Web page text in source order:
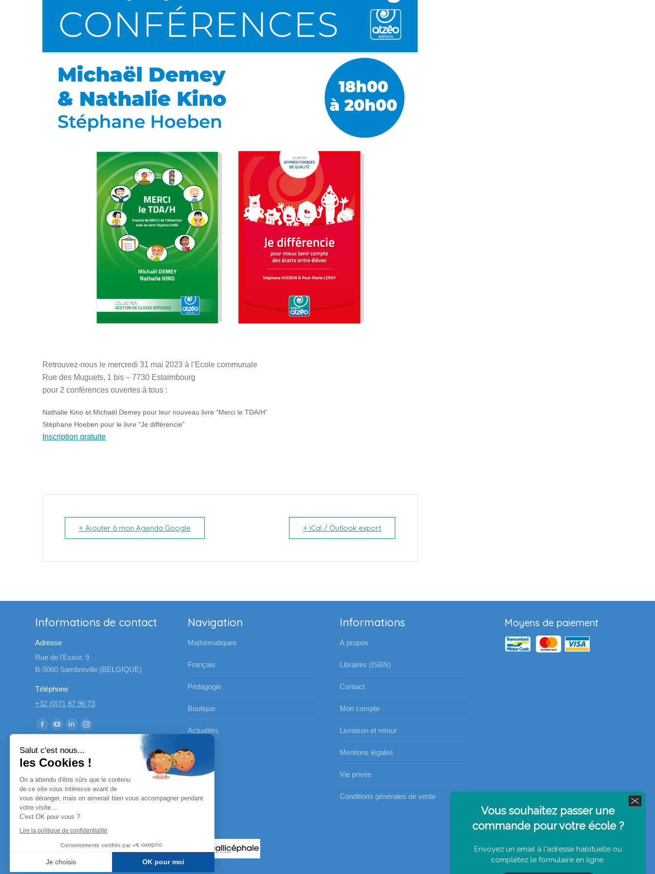
Retrouvez-nous le mercredi 31 mai 2023 à l’Ecole communale
Rue des Muguets, 1 bis – 7730 Estaimbourg
pour 2 conférences ouvertes à tous :
Nathalie Kino et Michaël Demey pour leur nouveau livre “Merci le TDA/H”
Stéphane Hoeben pour le livre “Je différencie”
Inscription gratuite
+ Ajouter à mon Agenda Google + iCal / Outlook export
Informations de contact
Adresse
Rue de l'Essor, 9
B-5060 Sambreville (BELGIQUE)
Téléphone
+32 (0)71 87 96 73
Trouvez nous sur :
La
Facebook
s'ouvre
dans
une
nouvelle
fenêtre
YouTube
s'ouvre
dans
une
fenêtre
LinkedIn
s'ouvre
dans
une
fenêtre
La
s'ouvre
dans
une
Navigation
Mathématiques
Français
Pédagogie
Boutique
Actualités
Informations
À propos
Libraires (ISBN)
Contact
Mon compte
Livraison et retour
Mentions légales
Vie privée
Conditions générales de vente
Moyens de paiement
Nos partenaires
Vous souhaitez passer une
commande pour votre école ?
Envoyez un email à l'adresse habituelle ou
complètez le formulaire en ligne.
Salut c'est nous...
les Cookies !
On a attendu d'être sûrs que le contenu
de ce site vous intéresse avant de
vous déranger, mais on aimerait bien vous accompagner pendant
votre visite...
C'est OK pour vous ?
Lire la politique de confidentialité
Consentements certifiés par
Je choisis OK pour moi